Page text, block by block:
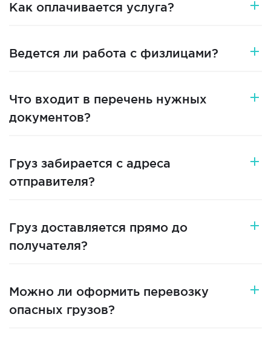
Как оплачивается услуга?
Ведется ли работа с физлицами?
Что входит в перечень нужных
документов?
Груз забирается с адреса
отправителя?
Груз доставляется прямо до
получателя?
Можно ли оформить перевозку
опасных грузов?